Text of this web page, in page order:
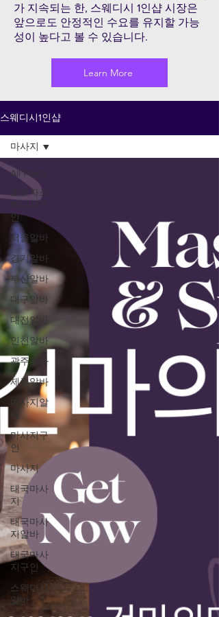
가 지속되는 한, 스웨디시 1인샵 시장은
앞으로도 안정적인 수요를 유지할 가능
성이 높다고 볼 수 있습니다.
Learn More
스웨디시1인샵
All Posts
초보자스
인
서울알바
경기알바
부산알바
대구알바
대전알바
인천알바
광주알바
제주알바
마사지알
마사지구
인
마사지
태국마사
지
태국마사
지알바
태국마사
지구인
스웨디시
알바
마사지